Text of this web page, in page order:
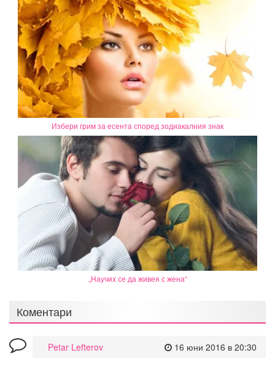
Избери грим за есента според зодиакалния знак
„Научих се да живея с жена“
Коментари
16 юни 2016 в 20:30
Petar Lefterov